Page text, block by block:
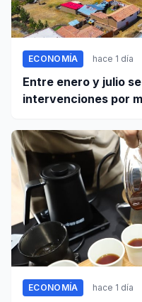
ECONOMÍA hace 1 día
Entre enero y julio
intervenciones por
ECONOMÍA hace 1 día